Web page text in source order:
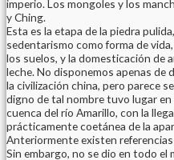
imperio. Los mongoles y los
y Ching.
Esta es la etapa de la piedra
sedentarismo como forma de
los suelos, y la domesticación de
leche. No disponemos apenas de
la civilización china, pero parece
digno de tal nombre tuvo lugar
cuenca del río Amarillo, con la
prácticamente coetánea de la
Anteriormente existen
Sin embargo, no se dio en todo el